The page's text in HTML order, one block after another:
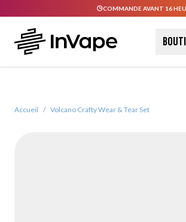
COMMANDE AVANT 16
Accueil / Volcano Crafty Wear & Tear Set